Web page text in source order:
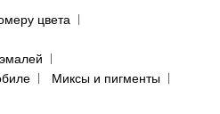
цвета
Миксы и пигменты